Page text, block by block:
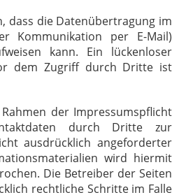
dass die Datenübertragung im
Kommunikation per E-Mail)
kann. Ein lückenloser
dem Zugriff durch Dritte ist
der Impressumspflicht
durch Dritte zur
ausdrücklich angeforderter
wird hiermit
Die Betreiber der Seiten
rechtliche Schritte im Falle